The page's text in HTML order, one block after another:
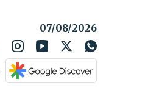
07/08/2026